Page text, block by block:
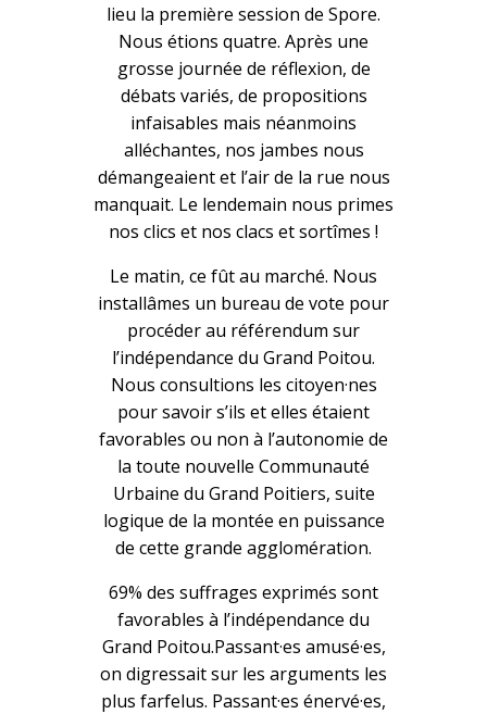
lieu la première session de Spore.
Nous étions quatre. Après une
grosse journée de réflexion, de
débats variés, de propositions
infaisables mais néanmoins
alléchantes, nos jambes nous
démangeaient et l’air de la rue nous
manquait. Le lendemain nous primes
nos clics et nos clacs et sortîmes !
Le matin, ce fût au marché. Nous
installâmes un bureau de vote pour
procéder au référendum sur
l’indépendance du Grand Poitou.
Nous consultions les citoyen·nes
pour savoir s’ils et elles étaient
favorables ou non à l’autonomie de
la toute nouvelle Communauté
Urbaine du Grand Poitiers, suite
logique de la montée en puissance
de cette grande agglomération.
69% des suffrages exprimés sont
favorables à l’indépendance du
Grand Poitou.Passant·es amusé·es,
on digressait sur les arguments les
plus farfelus. Passant·es énervé·es,